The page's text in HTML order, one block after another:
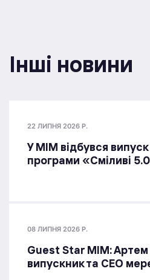
Інші новини
22 ЛИПНЯ 2026 Р.
У МІМ відбувся
програми «Сміливі
08 ЛИПНЯ 2026 Р.
Guest Star МІМ:
випускник та СЕО